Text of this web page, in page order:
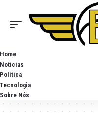
Home
Notícias
Política
Tecnologia
Sobre Nós